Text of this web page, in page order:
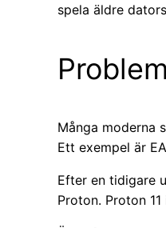
spela äldre
Många moderna
Ett exempel är
Efter en tidigare
Proton. Proton